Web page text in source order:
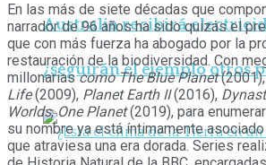
Australia recibirá
¿seguirán el ejemplo otros
En las más de siete décadas que
narrador de 96 años ha sido quizás el
que con más fuerza ha abogado por la
restauración de la biodiversidad. Con
millonariascomo The Blue Planet
Life(2009), Planet Earth II(2016),
Worlds,One Planet(2019), para
su nombre ya está íntimamente
que atraviesa una era dorada. Series